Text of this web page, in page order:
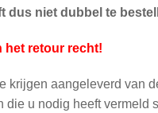
dus niet dubbel te
het retour recht!
krijgen aangeleverd van
u nodig heeft vermeld